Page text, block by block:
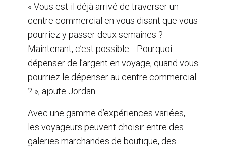
« Vous est-il déjà arrivé de traverser un
centre commercial en vous disant que vous
pourriez y passer deux semaines ?
Maintenant, c’est possible… Pourquoi
dépenser de l’argent en voyage, quand vous
pourriez le dépenser au centre commercial
? », ajoute Jordan.
Avec une gamme d’expériences variées,
les voyageurs peuvent choisir entre des
galeries marchandes de boutique, des